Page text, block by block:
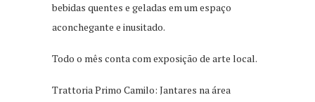
bebidas quentes e geladas em um espaço
aconchegante e inusitado.
Todo o mês conta com exposição de arte local.
Trattoria Primo Camilo: Jantares na área